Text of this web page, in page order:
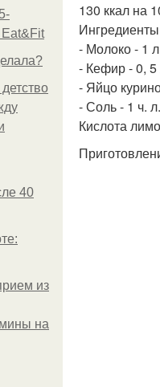
40
из
на
130 ккал на
- Молоко - 1
- Кефир - 0, 5
- Яйцо
- Соль - 1 ч. л.
Кислота